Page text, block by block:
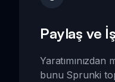
Paylaş ve
Yaratımınızdan
bunu Sprunki